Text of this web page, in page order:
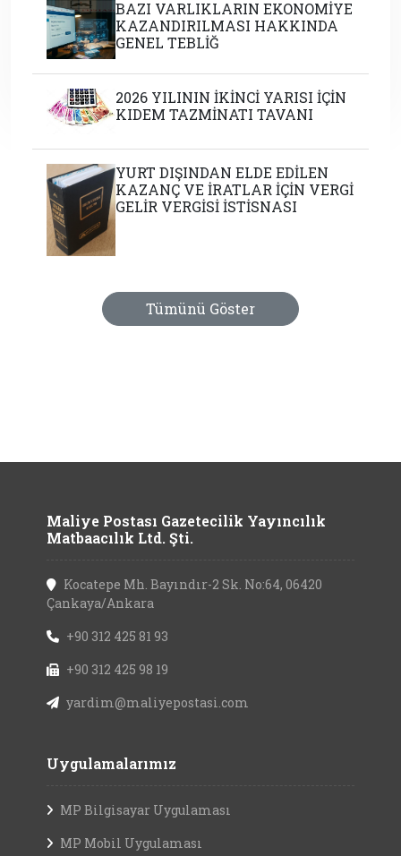
BAZI VARLIKLARIN EKONOMİYE
KAZANDIRILMASI HAKKINDA
GENEL TEBLİĞ
2026 YILININ İKİNCİ YARISI İÇİN
KIDEM TAZMİNATI TAVANI
YURT DIŞINDAN ELDE EDİLEN
KAZANÇ VE İRATLAR İÇİN VERGİ
GELİR VERGİSİ İSTİSNASI
Tümünü Göster
Maliye Postası Gazetecilik Yayıncılık
Matbaacılık Ltd. Şti.
Kocatepe Mh. Bayındır-2 Sk. No:64, 06420
Çankaya/Ankara
+90 312 425 81 93
+90 312 425 98 19
yardim@maliyepostasi.com
Uygulamalarımız
MP Bilgisayar Uygulaması
MP Mobil Uygulaması